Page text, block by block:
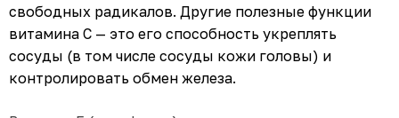
свободных радикалов. Другие полезные функции
витамина С — это его способность укреплять
сосуды (в том числе сосуды кожи головы) и
контролировать обмен железа.